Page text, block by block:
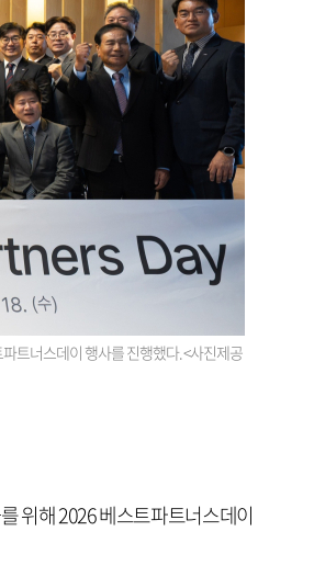
트너스데이 행사를 진행했다. <사진제공
위해 2026 베스트파트너스데이